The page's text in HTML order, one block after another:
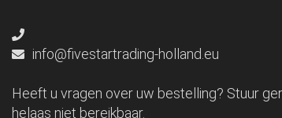
info@fivestartrading-holland.eu
Heeft u vragen over uw bestelling? Stuur
helaas niet bereikbaar.